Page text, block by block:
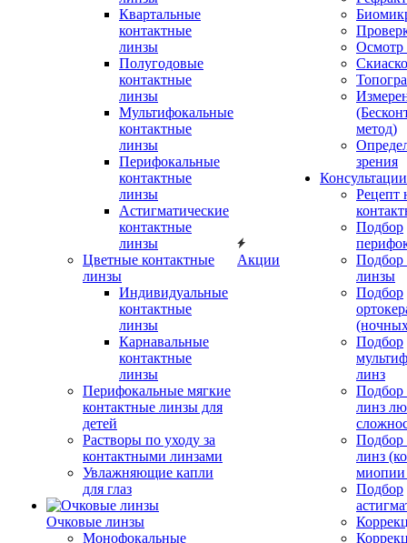
Квартальные
контактные
линзы
Полугодовые
контактные
линзы
Мультифокальные
контактные
линзы
Перифокальные
контактные
линзы
Астигматические
контактные
линзы
Цветные контактные
линзы
Индивидуальные
контактные
линзы
Карнавальные
контактные
линзы
Перифокальные мягкие
контактные линзы для
детей
Растворы по уходу за
контактными линзами
Увлажняющие капли
для глаз
Очковые линзы
Монофокальные
Акции
Осмотр
метод)
зрения
Рецепт
Подбор
Подбор
линзы
Подбор
Подбор
линз
Подбор
линз
Подбор
линз
миопии
Подбор